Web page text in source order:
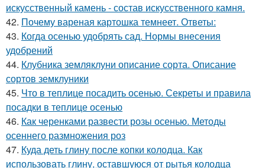
искусственный камень - состав искусственного камня.
42. Почему вареная картошка темнеет. Ответы:
43. Когда осенью удобрять сад. Нормы внесения
удобрений
44. Клубника земляклуни описание сорта. Описание
сортов земклуники
45. Что в теплице посадить осенью. Секреты и правила
посадки в теплице осенью
46. Как черенками развести розы осенью. Методы
осеннего размножения роз
47. Куда деть глину после копки колодца. Как
использовать глину, оставшуюся от рытья колодца